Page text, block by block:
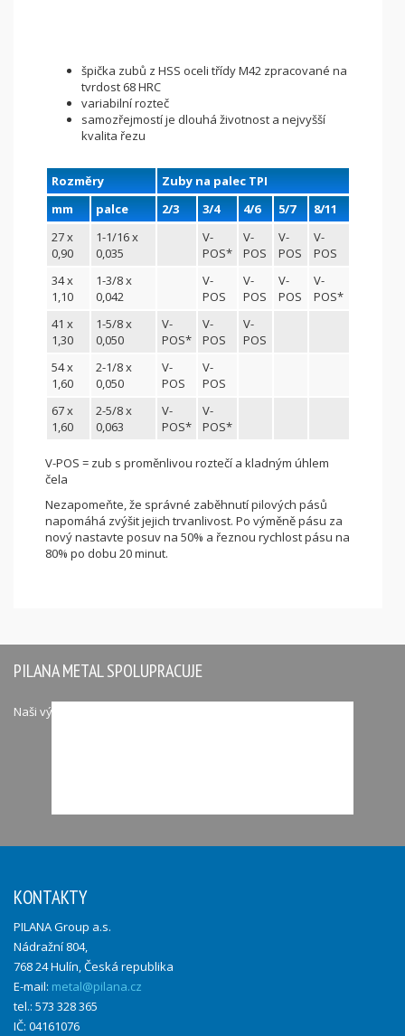
špička zubů z HSS oceli třídy M42 zpracované na
tvrdost 68 HRC
variabilní rozteč
samozřejmostí je dlouhá životnost a nejvyšší
kvalita řezu
Rozměry
Zuby na palec TPI
mm
palce 2/3 3/4 4/6 5/7
8/11
27 x
0,90
1-1/16 x
0,035
V-
POS*
V-
POS
V-
POS
V-
POS
34 x
1,10
1-3/8 x
0,042
V-
POS
V-
POS
V-
POS
V-
POS*
41 x
1,30
1-5/8 x
0,050
V-
POS*
V-
POS
V-
POS
54 x
1,60
2-1/8 x
0,050
V-
POS
V-
POS
67 x
1,60
2-5/8 x
0,063
V-
POS*
V-
POS*
V-POS = zub s proměnlivou roztečí a kladným úhlem
čela
Nezapomeňte, že správné zaběhnutí pilových pásů
napomáhá zvýšit jejich trvanlivost. Po výměně pásu za
nový nastavte posuv na 50% a řeznou rychlost pásu na
80% po dobu 20 minut.
PILANA METAL SPOLUPRACUJE
Naši významní partneři
KONTAKTY
PILANA Group a.s.
Nádražní 804,
768 24 Hulín, Česká republika
E-mail: metal@pilana.cz
tel.: 573 328 365
IČ: 04161076